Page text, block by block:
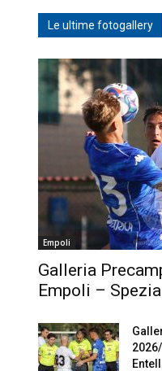
Le ultime fotogallery
Empoli
Galleria
Empoli – Spezia